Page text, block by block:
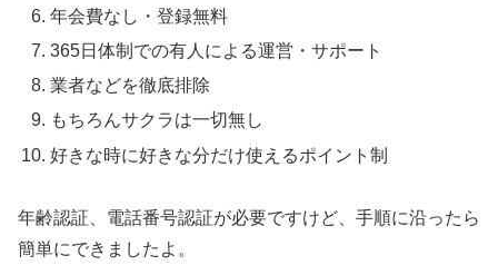
年会費なし・登録無料
365日体制での有人による運営・サポート
業者などを徹底排除
もちろんサクラは一切無し
好きな時に好きな分だけ使えるポイント制
年齢認証、電話番号認証が必要ですけど、手順に沿ったら
簡単にできましたよ。